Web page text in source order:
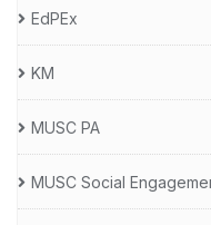
EdPEx
KM
MUSC PA
MUSC Social